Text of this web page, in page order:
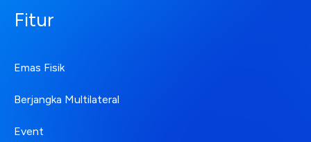
Fitur
Emas Fisik
Berjangka Multilateral
Event